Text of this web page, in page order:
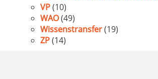
VP(10)
WAO(49)
Wissenstransfer(19)
ZP(14)